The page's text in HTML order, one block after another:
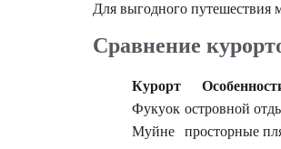
Для выгодного путешествия
Сравнение
Курорт
Фукуок островной
Муйне
просторные